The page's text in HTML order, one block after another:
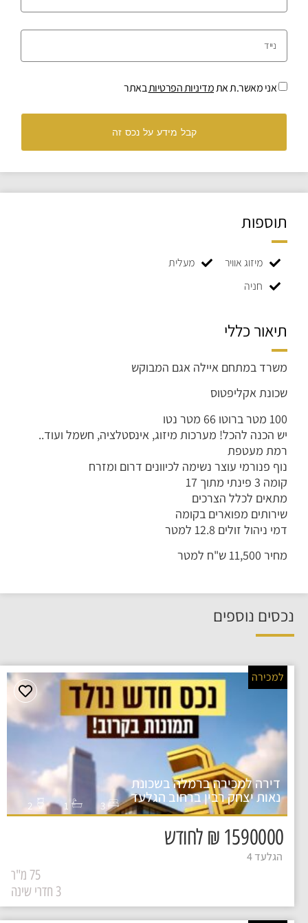
אני מאשר.ת אתמדיניות הפרטיותבאתר
קבל מידע על נכס זה
תוספות
מיזוג אוויר
מעלית
חניה
תיאור כללי
משרד במתחם איילה אגם המבוקש
שכונת אקליפטוס
100 מטר ברוטו 66 מטר נטו
יש הכנה להכל! מערכות מיזוג, אינסטלציה, חשמל ועוד..
רמת מעטפת
נוף פנורמי עוצר נשימה לכיוונים דרום ומזרח
קומה 3 פינתי מתוך 17
מתאים לכלל הצרכים
שירותים מפוארים בקומה
דמי ניהול זולים 12.8 למטר
מחיר 11,500 ש"ח למטר
נכסים נוספים
דירה למכירה ברמלה בשכונת
נאות יצחק רבין ברחוב הגלעד 3
1
2
1590000 ₪ לחודש
הגלעד 4
למכירה
75 מ"ר